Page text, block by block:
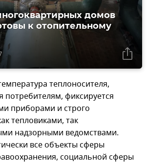
домов
к отопительному
теплоносителя,
потребителям, фиксируется
приборами и строго
тепловиками, так
надзорными ведомствами.
все объекты сферы
социальной сферы